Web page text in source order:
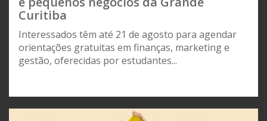
Curitiba
Interessados têm até 21 de agosto para agendar
orientações gratuitas em finanças, marketing e
gestão, oferecidas por estudantes...